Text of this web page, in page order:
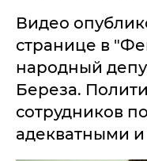
Видео
странице в
народный
Береза.
сотрудников
адекватными